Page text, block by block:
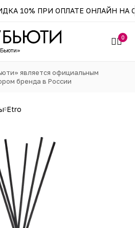
10% ПРИ ОПЛАТЕ ОНЛАЙН НА
0
является официальным
бренда в России
etro